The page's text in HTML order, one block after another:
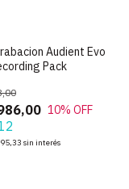
Audient Evo
Pack
10% OFF
sin interés